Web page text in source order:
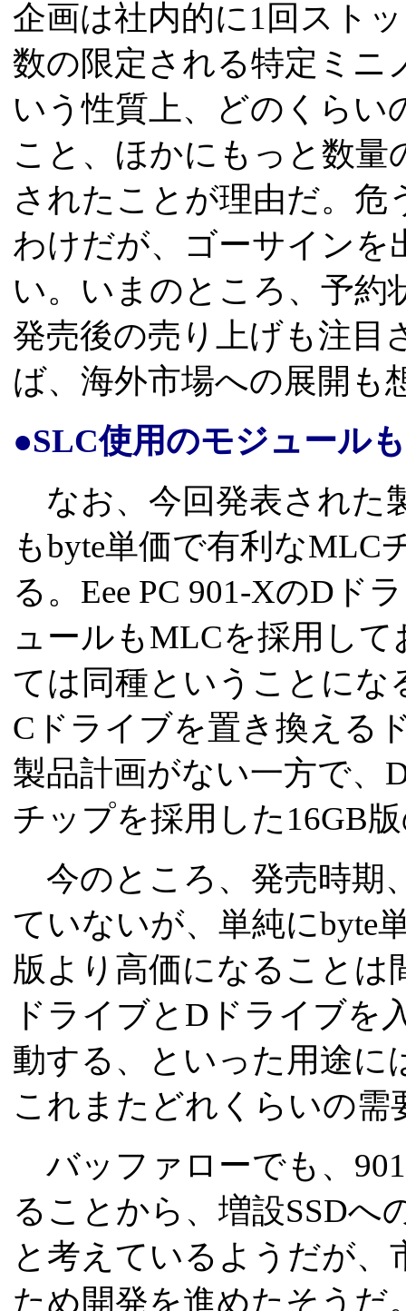
企画は社内的に1回スト
数の限定される特定ミニ
いう性質上、どのくらい
こと、ほかにもっと数量
されたことが理由だ。
わけだが、ゴーサインを
い。いまのところ、予約
発売後の売り上げも注目
ば、海外市場への展開も
●SLC使用のモジュール
なお、今回発表された
もbyte単価で有利なMLC
る。Eee PC 901-XのDド
ュールもMLCを採用し
ては同種ということにな
Cドライブを置き換える
製品計画がない一方で、
チップを採用した16GB
今のところ、発売時期
ていないが、単純にbyte
版より高価になることは
ドライブとDドライブを
動する、といった用途に
これまたどれくらいの
バッファローでも、
ることから、増設SSDへ
と考えているようだが、
ため開発を進めたそうだ